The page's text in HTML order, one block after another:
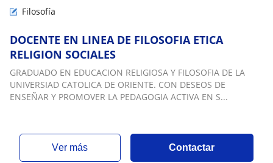
Filosofía
DOCENTE EN LINEA DE FILOSOFIA ETICA
RELIGION SOCIALES
GRADUADO EN EDUCACION RELIGIOSA Y FILOSOFIA DE LA
UNIVERSIAD CATOLICA DE ORIENTE. CON DESEOS DE
ENSEÑAR Y PROMOVER LA PEDAGOGIA ACTIVA EN S...
ver más Contactar